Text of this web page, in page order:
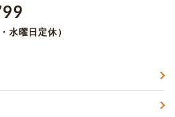
水曜日定休）